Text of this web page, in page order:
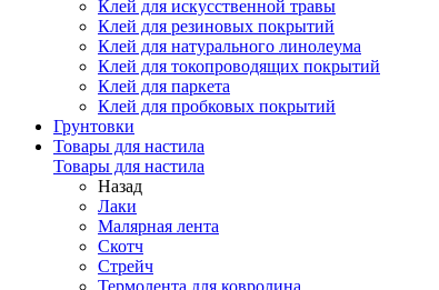
Клей для искусственной травы
Клей для резиновых покрытий
Клей для натурального линолеума
Клей для токопроводящих покрытий
Клей для паркета
Клей для пробковых покрытий
Грунтовки
Товары для настила
Товары для настила
Назад
Лаки
Малярная лента
Скотч
Стрейч
Термолента для ковролина